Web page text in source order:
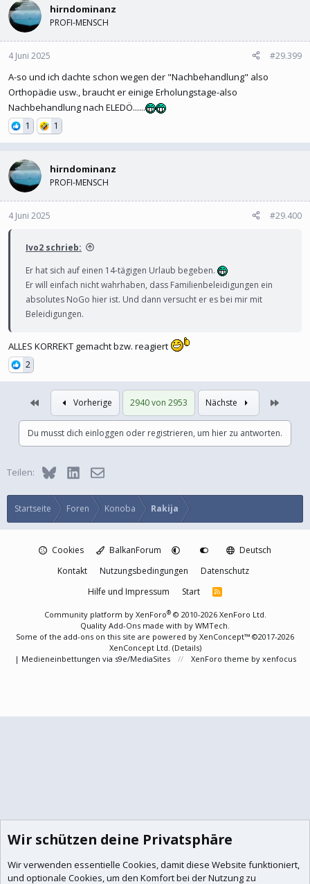
hirndominanz
PROFI-MENSCH
4 Juni 2025 #29.399
A-so und ich dachte schon wegen der "Nachbehandlung" also
Orthopädie usw., braucht er einige Erholungstage-also
Nachbehandlung nach ELEDÖ......
1 1
hirndominanz
PROFI-MENSCH
4 Juni 2025 #29.400
Ivo2 schrieb:
Er hat sich auf einen 14-tägigen Urlaub begeben.
Er will einfach nicht wahrhaben, dass Familienbeleidigungen ein
absolutes NoGo hier ist. Und dann versucht er es bei mir mit
Beleidigungen.
ALLES KORREKT gemacht bzw. reagiert
2
Vorherige 2940 von 2953 Nächste
Du musst dich einloggen oder registrieren, um hier zu antworten.
Teilen: BlueskyLinkedInE-Mail
Startseite Foren Konoba Rakija
Cookies BalkanForum
Deutsch
Kontakt
Nutzungsbedingungen
Datenschutz
Hilfe und Impressum
Start
R
Community platform by XenForo® © 2010-2026 XenForo Ltd.
Quality Add-Ons made with by WMTech.
Some of the add-ons on this site are powered by XenConcept™ ©2017-2026
XenConcept Ltd. (Details)
| Medieneinbettungen via s9e/MediaSites XenForo theme by xenfocus
Wir schützen deine Privatsphäre
Wir verwenden essentielle Cookies, damit diese Website funktioniert,
und optionale Cookies, um den Komfort bei der Nutzung zu